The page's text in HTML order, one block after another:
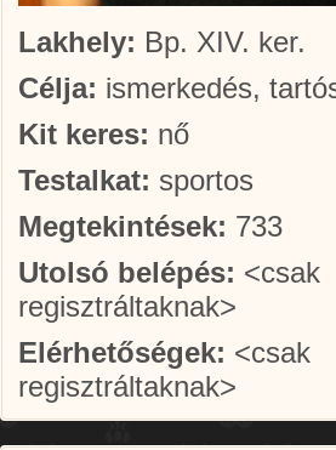
Lakhely: Bp. XIV. ker.
Célja: ismerkedés,
Kit keres: nő
Testalkat: sportos
Megtekintések: 733
Utolsó belépés: <csak
regisztráltaknak>
Elérhetőségek: <csak
regisztráltaknak>